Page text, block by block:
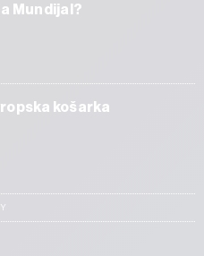
Mundijal?
košarka